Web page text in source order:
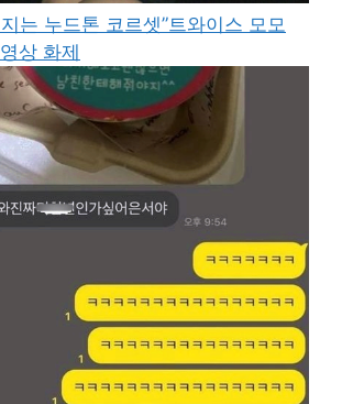
는 누드톤 코르셋”트와이스 모모
상 화제